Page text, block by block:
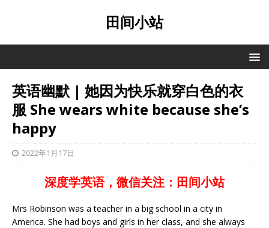
田间小站
英语幽默 | 她因为快乐就穿白色的衣
服 She wears white because she’s
happy
2022年1月17日
深度学英语，微信关注：田间小站
Mrs Robinson was a teacher in a big school in a city in
America. She had boys and girls in her class, and she always